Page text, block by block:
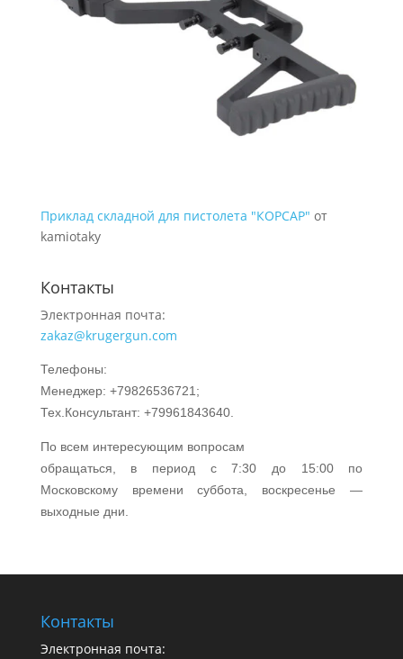
Приклад складной для пистолета "КОРСАР" от
kamiotaky
Контакты
Электронная почта:
zakaz@krugergun.com
Телефоны:
Менеджер: +79826536721;
Тех.Консультант: +79961843640.
По всем интересующим вопросам
обращаться, в период с 7:30 до 15:00 по
Московскому времени суббота, воскресенье —
выходные дни.
Контакты
Электронная почта: